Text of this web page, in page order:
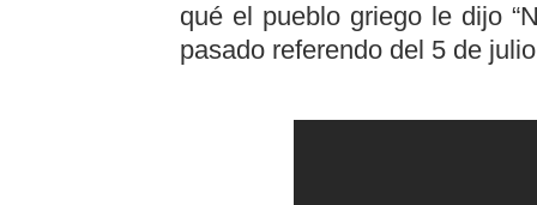
qué el pueblo griego le dijo
pasado referendo del 5 de